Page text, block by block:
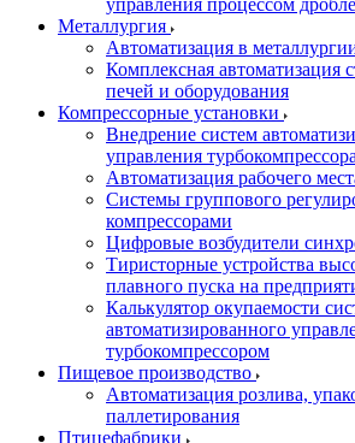
управления процессом
Металлургия
Автоматизация в
Комплексная автоматизация
печей и оборудования
Компрессорные установки
Внедрение систем
управления
Автоматизация рабочего
Системы группового
компрессорами
Цифровые возбудители
Тиристорные устройства
плавного пуска на
Калькулятор окупаемости
автоматизированного
турбокомпрессором
Пищевое производство
Автоматизация розлива,
паллетирования
Птицефабрики